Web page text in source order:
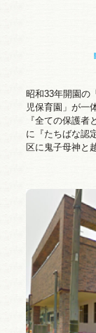
昭和33年開園の
児保育園」が一
『全ての保護
に『たちばな認
区に鬼子母神と